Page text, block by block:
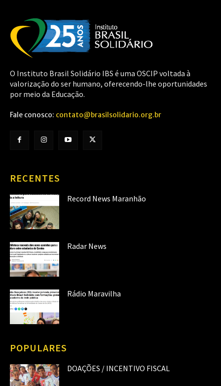
O Instituto Brasil Solidário IBS é uma OSCIP voltada à
valorização do ser humano, oferecendo-lhe oportunidades
por meio da Educação.
Fale conosco: contato@brasilsolidario.org.br
RECENTES
Record News Maranhão
Radar News
Rádio Maravilha
POPULARES
DOAÇÕES / INCENTIVO FISCAL